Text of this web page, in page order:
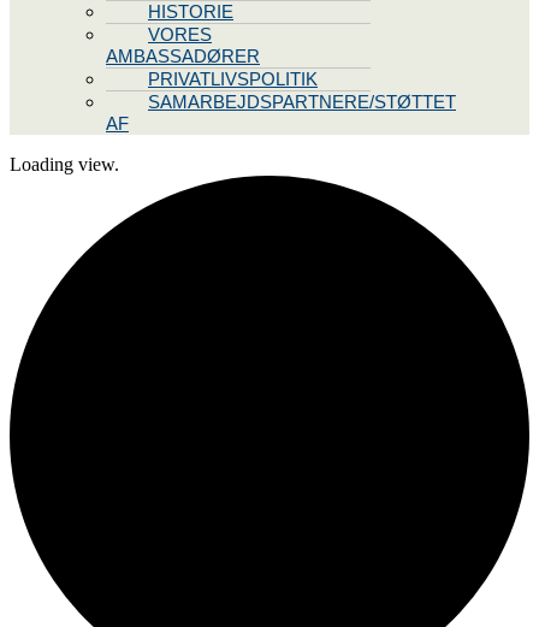
HISTORIE
VORES
AMBASSADØRER
PRIVATLIVSPOLITIK
SAMARBEJDSPARTNERE/STØTTET
AF
Loading view.